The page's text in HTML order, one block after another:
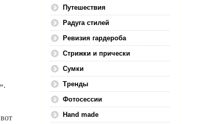
Путешествия
Радуга стилей
Ревизия гардероба
Стрижки и прически
Сумки
Тренды
Фотосессии
Hand made